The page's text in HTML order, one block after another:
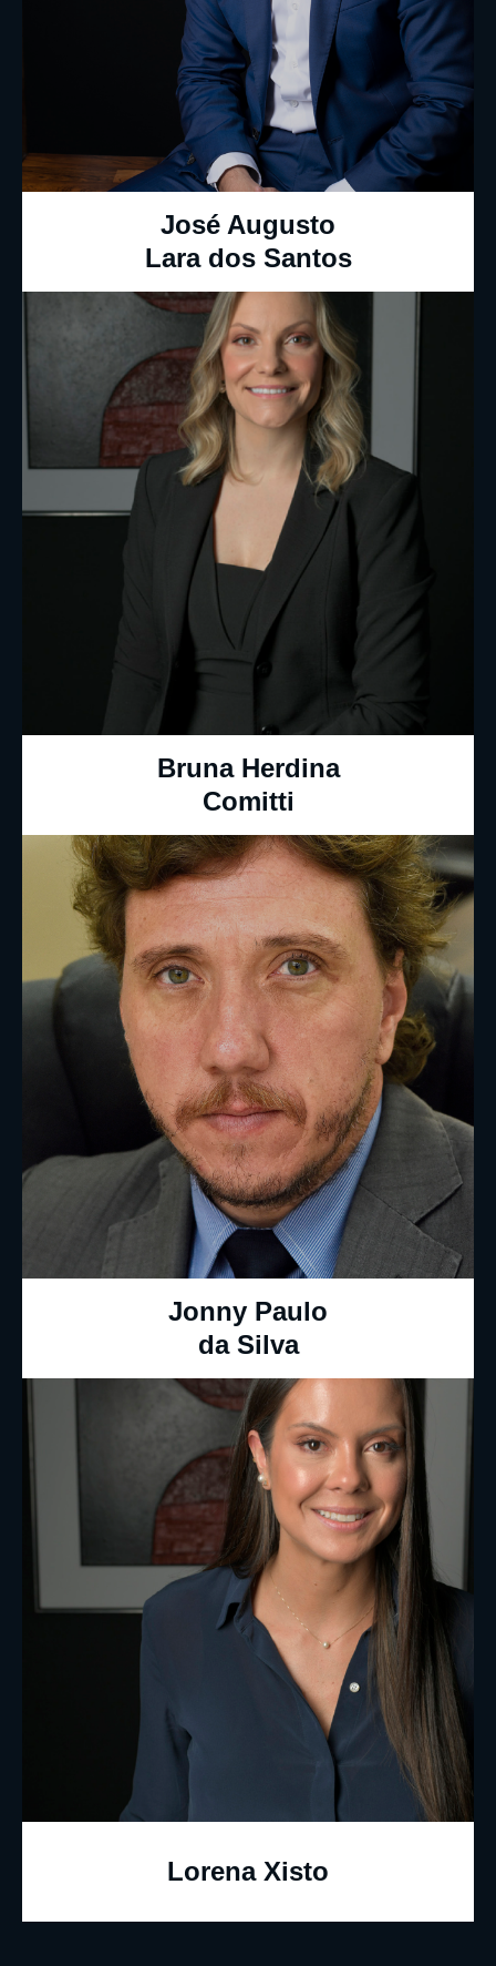
José Augusto
Lara dos Santos
Bruna Herdina
Comitti
Jonny Paulo
da Silva
Lorena Xisto